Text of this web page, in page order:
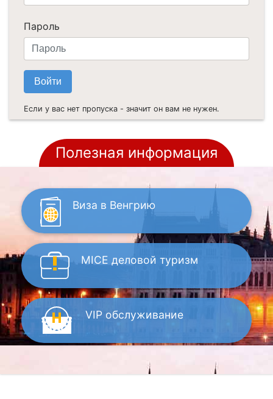
Пароль
Если у вас нет пропуска - значит он вам не нужен.
Полезная информация
Виза в Венгрию
MICE деловой туризм
VIP обслуживание